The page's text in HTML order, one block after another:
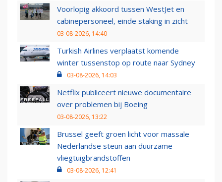
Voorlopig akkoord tussen WestJet en
cabinepersoneel, einde staking in zicht
03-08-2026, 14:40
Turkish Airlines verplaatst komende
winter tussenstop op route naar Sydney
03-08-2026, 14:03
Netflix publiceert nieuwe documentaire
over problemen bij Boeing
03-08-2026, 13:22
Brussel geeft groen licht voor massale
Nederlandse steun aan duurzame
vliegtuigbrandstoffen
03-08-2026, 12:41